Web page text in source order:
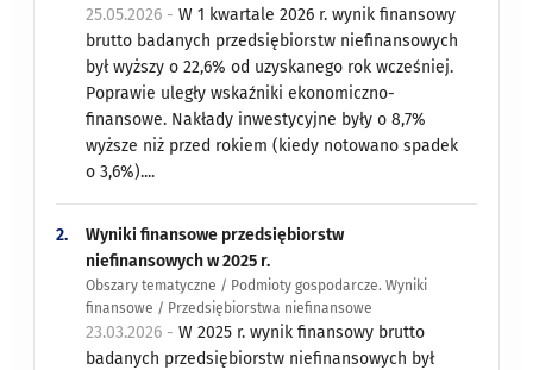
25.05.2026 -W 1 kwartale 2026 r. wynik finansowy
brutto badanych przedsiębiorstw niefinansowych
był wyższy o 22,6% od uzyskanego rok wcześniej.
Poprawie uległy wskaźniki ekonomiczno-
finansowe. Nakłady inwestycyjne były o 8,7%
wyższe niż przed rokiem (kiedy notowano spadek
o 3,6%)....
2.
Wyniki finansowe przedsiębiorstw
niefinansowych w 2025 r.
Obszary tematyczne / Podmioty gospodarcze. Wyniki
finansowe / Przedsiębiorstwa niefinansowe
23.03.2026 -W 2025 r. wynik finansowy brutto
badanych przedsiębiorstw niefinansowych był